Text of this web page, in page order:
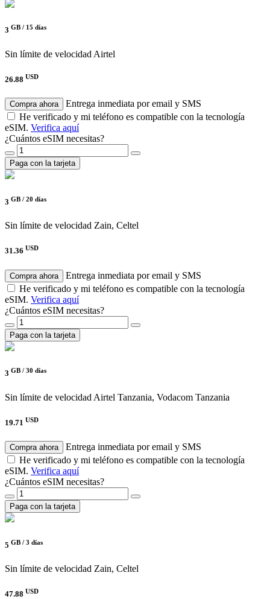
3 GB / 15 días
Sin límite de velocidad Airtel
26.88 USD
Compra ahora
Entrega inmediata por email y SMS
He verificado y mi teléfono es compatible con la tecnología
eSIM. Verifica aquí
¿Cuántos eSIM necesitas?
Paga con la tarjeta
3 GB / 20 días
Sin límite de velocidad Zain, Celtel
31.36 USD
Compra ahora
Entrega inmediata por email y SMS
He verificado y mi teléfono es compatible con la tecnología
eSIM. Verifica aquí
¿Cuántos eSIM necesitas?
Paga con la tarjeta
3 GB / 30 días
Sin límite de velocidad Airtel Tanzania, Vodacom Tanzania
19.71 USD
Compra ahora
Entrega inmediata por email y SMS
He verificado y mi teléfono es compatible con la tecnología
eSIM. Verifica aquí
¿Cuántos eSIM necesitas?
Paga con la tarjeta
5 GB / 3 días
Sin límite de velocidad Zain, Celtel
47.88 USD